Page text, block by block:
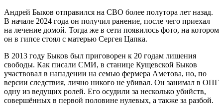
Андрей Быков отправился на СВО более полутора лет назад.
В начале 2024 года он получил ранение, после чего приехал
на лечение домой. Тогда же в сети появилось фото, на котором
он в гипсе стоял с матерью Сергея Цапка.
В 2013 году Быков был приговорен к 20 годам лишения
свободы. Как писали СМИ, в станице Кущевской Быков
участвовал в нападении на семью фермера Аметова, но, по
версии следствия, лично никого не убивал. Он занимал в ОПГ
одну из ведущих ролей. Его осудили за несколько убийств,
совершённых в первой половине нулевых, а также за разбой.